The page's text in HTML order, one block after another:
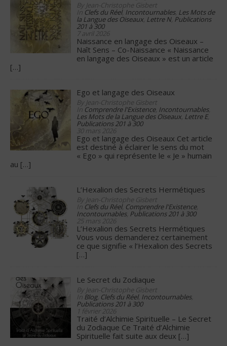
By Jean-Christophe Gisbert
In Clefs du Réel, Incontournables, Les Mots de
la Langue des Oiseaux, Lettre N, Publications
201 à 300
7 avril 2026
Naissance en langage des Oiseaux –
Naît Sens – Co-Naissance « Naissance
en langage des Oiseaux » est un article
[…]
Ego et langage des Oiseaux
By Jean-Christophe Gisbert
In Comprendre l'Existence, Incontournables,
Les Mots de la Langue des Oiseaux, Lettre E,
Publications 201 à 300
30 mars 2026
Ego et langage des Oiseaux Cet article
est destiné à éclairer le sens du mot
« Ego » qui représente le « Je » humain
au […]
L’Hexalion des Secrets Hermétiques
By Jean-Christophe Gisbert
In Clefs du Réel, Comprendre l'Existence,
Incontournables, Publications 201 à 300
25 mars 2026
L’Hexalion des Secrets Hermétiques
Vous vous demanderez certainement
ce que signifie « l’Hexalion des Secrets
[…]
Le Secret du Zodiaque
By Jean-Christophe Gisbert
In Blog, Clefs du Réel, Incontournables,
Publications 201 à 300
1 février 2026
Traité d’Alchimie Spirituelle – Le Secret
du Zodiaque Ce Traité d’Alchimie
Spirituelle fait suite aux deux […]